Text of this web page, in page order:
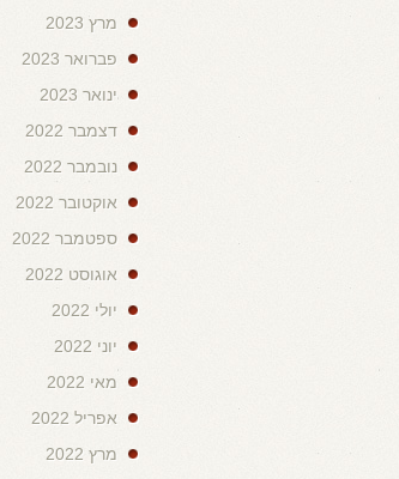
מרץ 2023
פברואר 2023
ינואר 2023
דצמבר 2022
נובמבר 2022
אוקטובר 2022
ספטמבר 2022
אוגוסט 2022
יולי 2022
יוני 2022
מאי 2022
אפריל 2022
מרץ 2022